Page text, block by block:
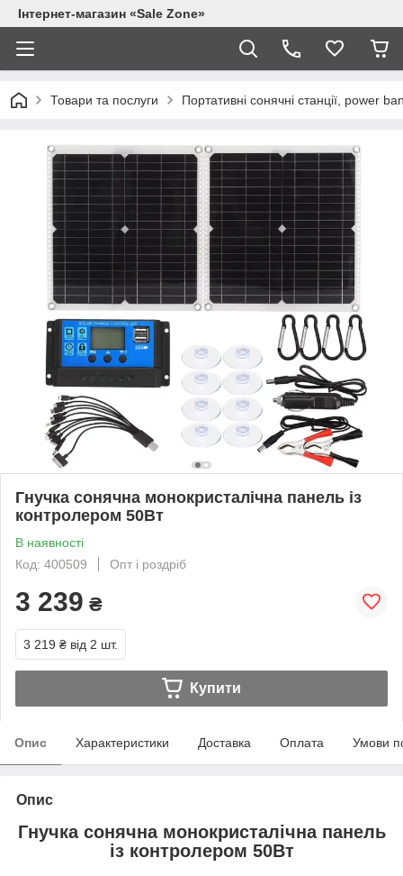
Інтернет-магазин «Sale Zone»
Товари та послуги Портативні сонячні станції, power
Гнучка сонячна монокристалічна панель із
контролером 50Вт
В наявності
Код: 400509
Опт і роздріб
3 239 ₴
3 219 ₴ від 2 шт.
Купити
Опис Характеристики Доставка Оплата Умови
Опис
Гнучка сонячна монокристалічна панель
із контролером 50Вт